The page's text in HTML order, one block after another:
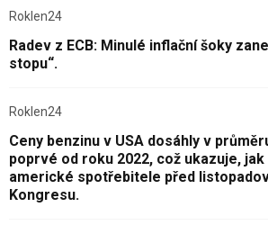
Roklen24
Radev z ECB: Minulé inflační šoky
stopu“.
Roklen24
Ceny benzinu v USA dosáhly v
poprvé od roku 2022, což ukazuje, jak
americké spotřebitele před
Kongresu.